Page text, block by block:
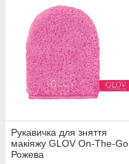
Рукавичка для зняття
макіяжу GLOV On-The-Go
Рожева